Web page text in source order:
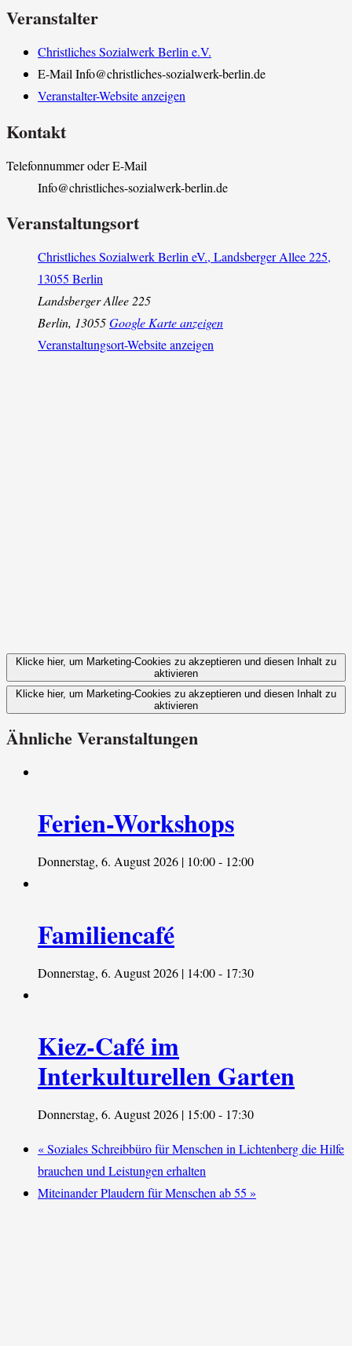
Veranstalter
Christliches Sozialwerk Berlin e.V.
E-MailInfo@christliches-sozialwerk-berlin.de
Veranstalter-Website anzeigen
Kontakt
Telefonnummer oder E-Mail
Info@christliches-sozialwerk-berlin.de
Veranstaltungsort
Christliches Sozialwerk Berlin eV., Landsberger Allee 225,
13055 Berlin
Landsberger Allee 225
Berlin, 13055Google Karte anzeigen
Veranstaltungsort-Website anzeigen
Klicke hier, um Marketing-Cookies zu akzeptieren und diesen Inhalt zu
aktivieren
Klicke hier, um Marketing-Cookies zu akzeptieren und diesen Inhalt zu
aktivieren
Ähnliche Veranstaltungen
Ferien-Workshops
Donnerstag, 6. August 2026 | 10:00- 12:00
Familiencafé
Donnerstag, 6. August 2026 | 14:00- 17:30
Kiez-Café im
Interkulturellen Garten
Donnerstag, 6. August 2026 | 15:00- 17:30
«Soziales Schreibbüro für Menschen in Lichtenberg die Hilfe
brauchen und Leistungen erhalten
Miteinander Plaudern für Menschen ab 55 »